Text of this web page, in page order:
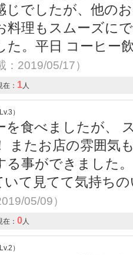
じでしたが、他の
料理もスムーズに
た。平日 コーヒー
2019/05/17）
在： 1人
）
を食べましたが、
またお店の雰囲気
る事ができました
いて見てて気持ち
05/09）
在： 0人
）